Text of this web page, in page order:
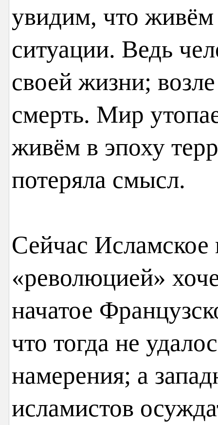
увидим, что живём
ситуации. Ведь
своей жизни;
смерть. Мир
живём в эпоху
потеряла смысл.
Сейчас Исламское
«революцией»
начатое
что тогда не
намерения; а
исламистов